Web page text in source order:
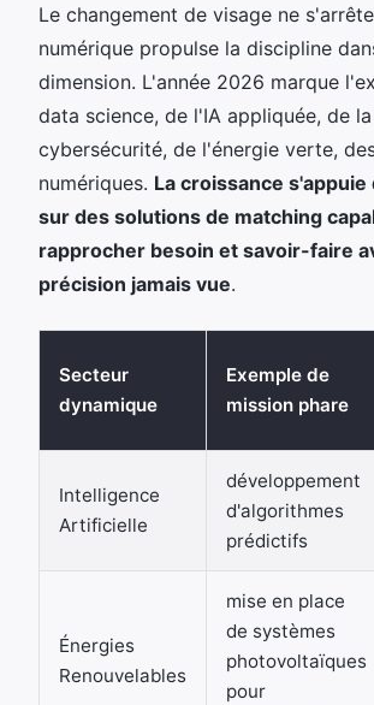
Le changement de visage ne
numérique propulse la discipline
dimension. L'année 2026 marque
data science, de l'IA appliquée, de la
cybersécurité, de l'énergie verte,
numériques. La croissance
sur des solutions de matching
rapprocher besoin et savoir-faire
précision jamais vue.
Secteur
dynamique
Exemple de
mission phare
Intelligence
Artificielle
développement
d'algorithmes
prédictifs
Énergies
Renouvelables
mise en place
de systèmes
photovoltaïques
pour